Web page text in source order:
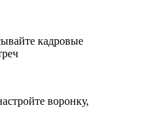
кадровые
воронку,